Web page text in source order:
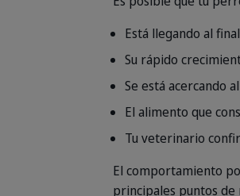
Está llegando al
Su rápido
Se está acercando
El alimento que
Tu veterinario
El comportamiento
principales puntos de